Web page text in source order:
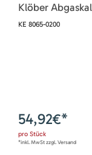
Klöber
KE 8065-0200
54,92€*
pro Stück
*inkl. MwSt zzgl. Versand